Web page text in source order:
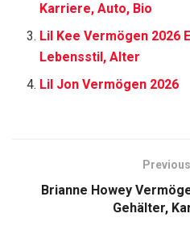
Karriere, Auto, Bio
Lil Kee Vermögen 2026
Lebensstil, Alter
Lil Jon Vermögen 2026
Brianne Howey
Gehälter,